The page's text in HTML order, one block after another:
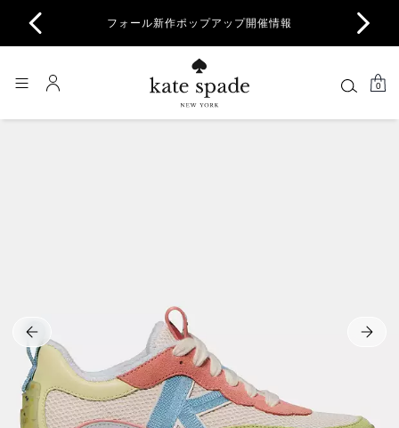
フォール新作ポップアップ開催情報
0